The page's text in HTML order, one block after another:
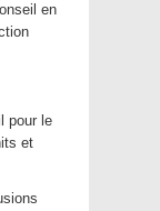
en
pour le
et